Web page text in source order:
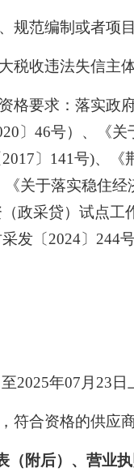
规范编制或者项
税收违法失信主
格要求：落实政
〕46号）、《
〕141号)、
关于落实稳住
政采贷）试点
发〔2024〕244
2025年07月23
符合资格的供应
（ 附后） 、营业